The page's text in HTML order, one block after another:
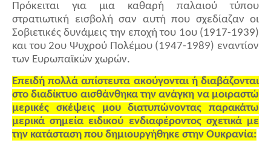
Πρόκειται για μια καθαρή παλαιού τύπου
στρατιωτική εισβολή σαν αυτή που σχεδίαζαν οι
Σοβιετικές δυνάμεις την εποχή του 1ου (1917-1939)
και του 2ου Ψυχρού Πολέμου (1947-1989) εναντίον
των Ευρωπαϊκών χωρών.
Επειδή πολλά απίστευτα ακούγονται ή διαβάζονται
στο διαδίκτυο αισθάνθηκα την ανάγκη να μοιραστώ
μερικές σκέψεις μου διατυπώνοντας παρακάτω
μερικά σημεία ειδικού ενδιαφέροντος σχετικά με
την κατάσταση που δημιουργήθηκε στην Ουκρανία: